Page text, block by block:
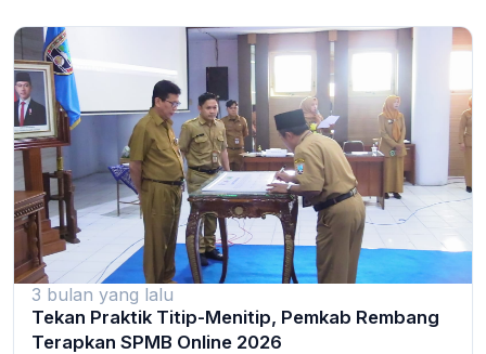
3 bulan yang lalu
Tekan Praktik Titip-Menitip, Pemkab Rembang
Terapkan SPMB Online 2026